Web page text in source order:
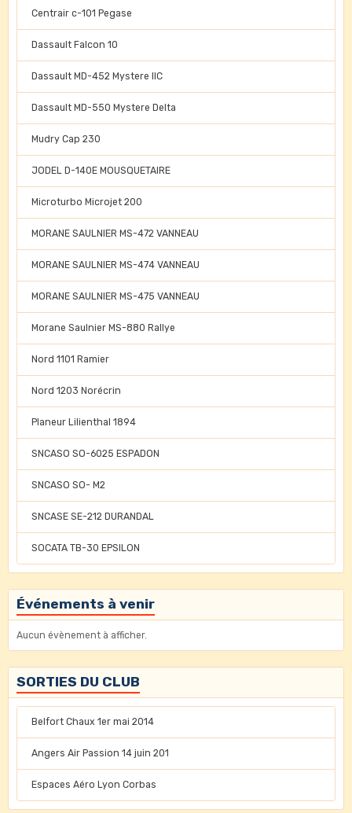
Centrair c-101 Pegase
Dassault Falcon 10
Dassault MD-452 Mystere IIC
Dassault MD-550 Mystere Delta
Mudry Cap 230
JODEL D-140E MOUSQUETAIRE
Microturbo Microjet 200
MORANE SAULNIER MS-472 VANNEAU
MORANE SAULNIER MS-474 VANNEAU
MORANE SAULNIER MS-475 VANNEAU
Morane Saulnier MS-880 Rallye
Nord 1101 Ramier
Nord 1203 Norécrin
Planeur Lilienthal 1894
SNCASO SO-6025 ESPADON
SNCASO SO- M2
SNCASE SE-212 DURANDAL
SOCATA TB-30 EPSILON
Événements à venir
Aucun évènement à afficher.
SORTIES DU CLUB
Belfort Chaux 1er mai 2014
Angers Air Passion 14 juin 201
Espaces Aéro Lyon Corbas